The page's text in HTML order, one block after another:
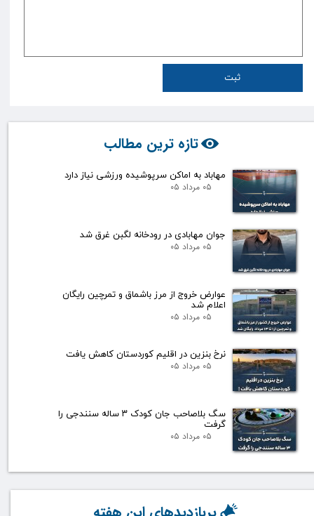
تازه ترین مطالب
مهاباد به اماکن سرپوشیده ورزشی نیاز دارد
۰۵ مرداد ۰۵
جوان مهابادی در رودخانه لگبن غرق شد
۰۵ مرداد ۰۵
عوارض خروج از مرز باشماق و تمرچین رایگان
اعلام شد
۰۵ مرداد ۰۵
نرخ بنزین در اقلیم کوردستان کاهش یافت
۰۵ مرداد ۰۵
سگ بلاصاحب جان کودک ۳ ساله سنندجی را
گرفت
۰۵ مرداد ۰۵
ثبت